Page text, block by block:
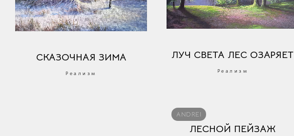
СКАЗОЧНАЯ ЗИМА
Реализм
ЛУЧ СВЕТА ЛЕС ОЗАРЯЕТ
Реализм
ANDREI
ЛЕСНОЙ ПЕЙЗАЖ